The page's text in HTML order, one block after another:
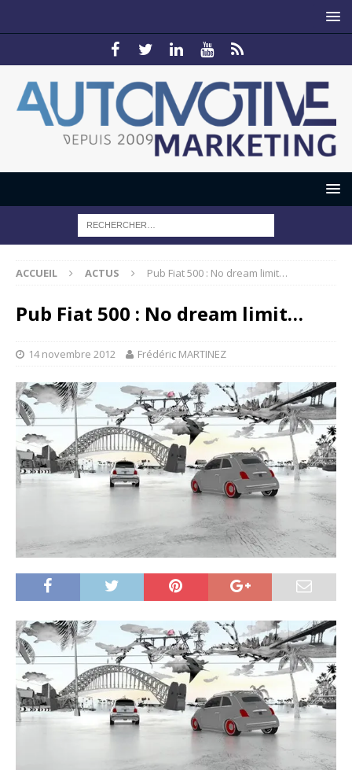
ACCUEIL ACTUS Pub Fiat 500 : No dream limit…
Pub Fiat 500 : No dream limit…
14 novembre 2012 Frédéric MARTINEZ